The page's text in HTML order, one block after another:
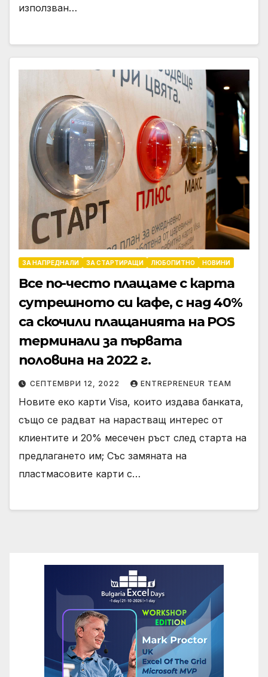
използван…
ЗА НАПРЕДНАЛИ ЗА СТАРТИРАЩИ ЛЮБОПИТНО НОВИНИ
Все по-често плащаме с карта
сутрешното си кафе, с над 40%
са скочили плащанията на POS
терминали за първата
половина на 2022 г.
СЕПТЕМВРИ 12, 2022 ENTREPRENEUR TEAM
Новите еко карти Visa, които издава банката,
също се радват на нарастващ интерес от
клиентите и 20% месечен ръст след старта на
предлагането им; Със замяната на
пластмасовите карти с…